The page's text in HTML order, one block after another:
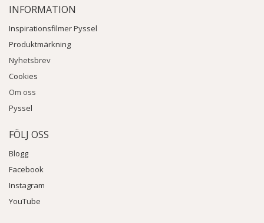
INFORMATION
Inspirationsfilmer Pyssel
Produktmärkning
Nyhetsbrev
Cookies
Om oss
Pyssel
FÖLJ OSS
Blogg
Facebook
Instagram
YouTube